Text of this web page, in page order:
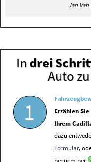
Jan Van
In drei
Auto
1
Erzählen
Ihrem
dazu
Formular,
bequem per